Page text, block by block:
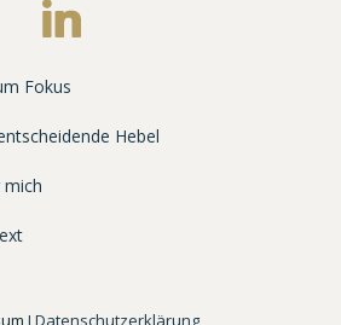
Fokus
Hebel
mich
I Datenschutzerklärung